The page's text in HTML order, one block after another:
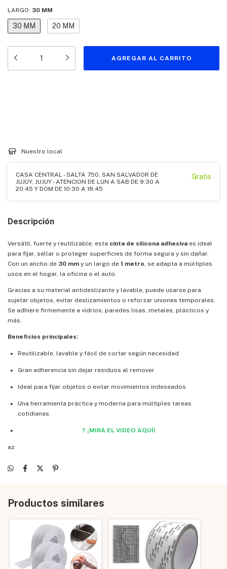
LARGO: 30 MM
30 MM 20 MM
Nuestro local
CASA CENTRAL - SALTA 750, SAN SALVADOR DE
JUJUY, JUJUY - ATENCION DE LUN A SAB DE 9:30 A
20:45 Y DOM DE 10:30 A 18:45
Gratis
Descripción
Versátil, fuerte y reutilizable, esta cinta de silicona adhesiva es ideal
para fijar, sellar o proteger superficies de forma segura y sin dañar.
Con un ancho de 30 mm y un largo de 1 metro, se adapta a múltiples
usos en el hogar, la oficina o el auto.
Gracias a su material antideslizante y lavable, puede usarse para
sujetar objetos, evitar deslizamientos o reforzar uniones temporales.
Se adhiere firmemente a vidrios, paredes lisas, metales, plásticos y
más.
Beneficios principales:
Reutilizable, lavable y fácil de cortar según necesidad
Gran adherencia sin dejar residuos al remover
Ideal para fijar objetos o evitar movimientos indeseados
Una herramienta práctica y moderna para múltiples tareas
cotidianas.
? ¡MIRÁ EL VIDEO AQUÍ!
az
Productos similares